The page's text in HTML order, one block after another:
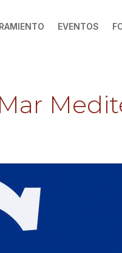
EVENTOS